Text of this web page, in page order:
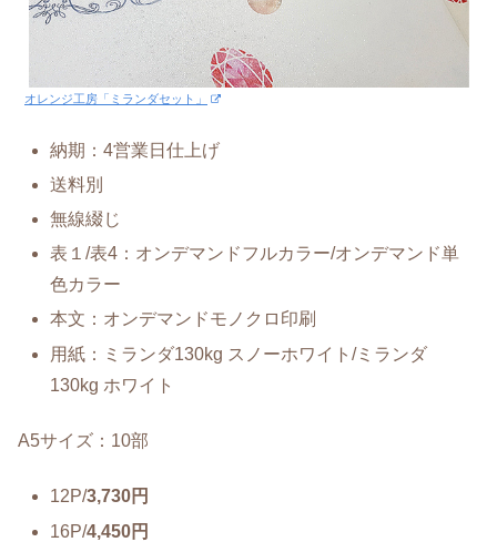
オレンジ工房「ミランダセット」
納期：4営業日仕上げ
送料別
無線綴じ
表１/表4：オンデマンドフルカラー/オンデマンド単
色カラー
本文：オンデマンドモノクロ印刷
用紙：ミランダ130kg スノーホワイト/ミランダ
130kg ホワイト
A5サイズ：10部
12P/3,730円
16P/4,450円